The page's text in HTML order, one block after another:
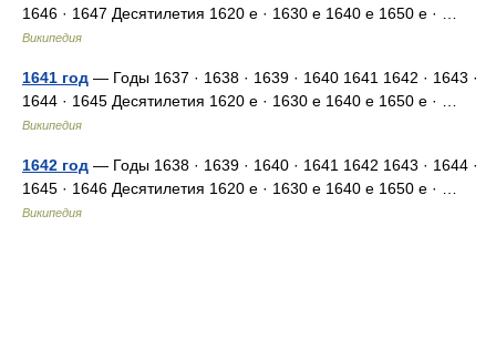
1646 · 1647 Десятилетия 1620 е · 1630 е 1640 е 1650 е · …
Википедия
1641 год — Годы 1637 · 1638 · 1639 · 1640 1641 1642 · 1643 ·
1644 · 1645 Десятилетия 1620 е · 1630 е 1640 е 1650 е · …
Википедия
1642 год — Годы 1638 · 1639 · 1640 · 1641 1642 1643 · 1644 ·
1645 · 1646 Десятилетия 1620 е · 1630 е 1640 е 1650 е · …
Википедия